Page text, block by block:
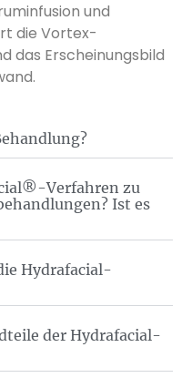
und
die Vortex-
das Erscheinungsbild
Verfahren zu
Ist es
Hydrafacial-
der Hydrafacial-